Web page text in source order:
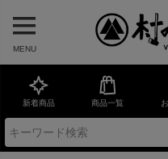
MENU
新着商品 商品一覧